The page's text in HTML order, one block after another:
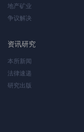
地产矿业
争议解决
资讯研究
本所新闻
法律速递
研究出版